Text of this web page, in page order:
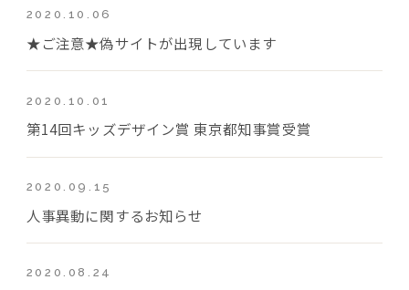
2020.10.06
★ご注意★偽サイトが出現しています
2020.10.01
第14回キッズデザイン賞 東京都知事賞受賞
2020.09.15
人事異動に関するお知らせ
2020.08.24